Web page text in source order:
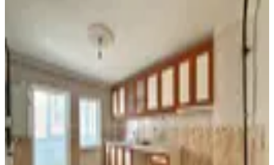
Konumunda 3+1 %70 Kredili Kök
Tapu
Keçiören, Osmangazi Mahallesi
3+1·130 m²· Kot 1
4.750.000 ₺
Recep Kemel